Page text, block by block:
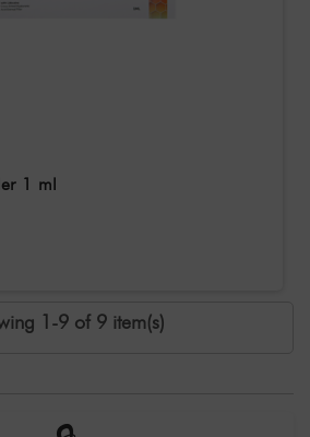
1 ml
1-9 of 9 item(s)